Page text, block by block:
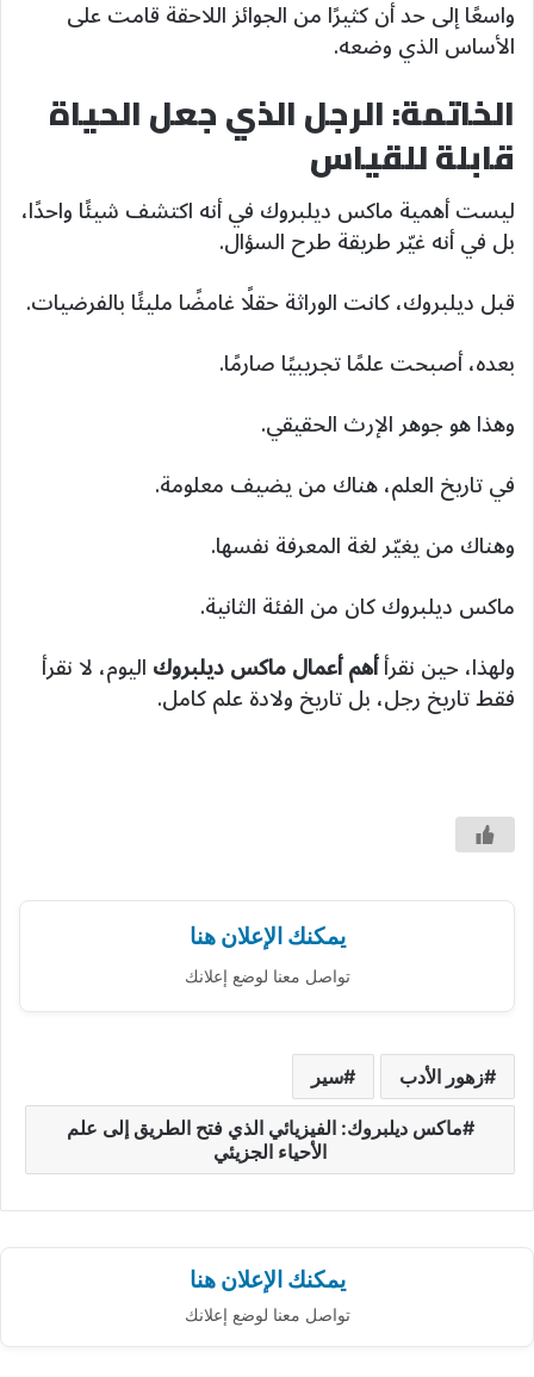
واسعًا إلى حد أن كثيرًا من الجوائز اللاحقة قامت على
الأساس الذي وضعه.
الخاتمة: الرجل الذي جعل الحياة
قابلة للقياس
ليست أهمية ماكس ديلبروك في أنه اكتشف شيئًا واحدًا،
بل في أنه غيّر طريقة طرح السؤال.
قبل ديلبروك، كانت الوراثة حقلًا غامضًا مليئًا بالفرضيات.
بعده، أصبحت علمًا تجريبيًا صارمًا.
وهذا هو جوهر الإرث الحقيقي.
في تاريخ العلم، هناك من يضيف معلومة.
وهناك من يغيّر لغة المعرفة نفسها.
ماكس ديلبروك كان من الفئة الثانية.
ولهذا، حين نقرأأهم أعمال ماكس ديلبروكاليوم، لا نقرأ
فقط تاريخ رجل، بل تاريخ ولادة علم كامل.
يمكنك الإعلان هنا
تواصل معنا لوضع إعلانك
زهور الأدب سير
ماكس ديلبروك: الفيزيائي الذي فتح الطريق إلى علم
الأحياء الجزيئي
يمكنك الإعلان هنا
تواصل معنا لوضع إعلانك